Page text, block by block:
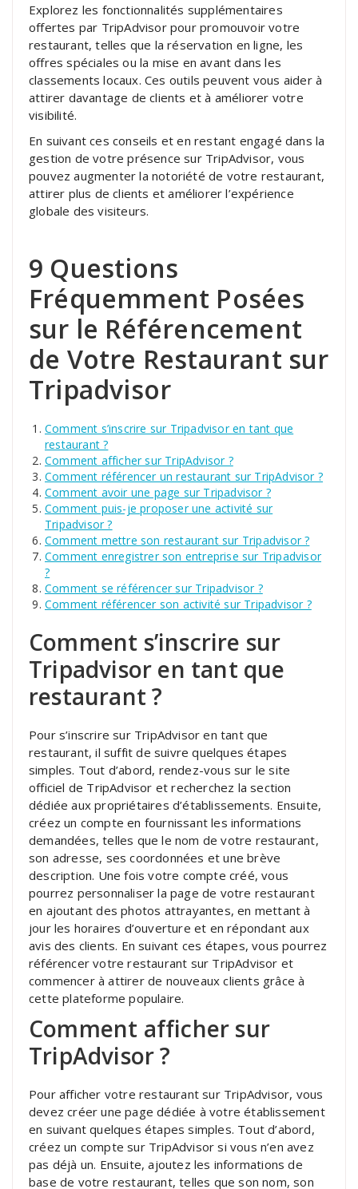
Explorez les fonctionnalités supplémentaires
offertes par TripAdvisor pour promouvoir votre
restaurant, telles que la réservation en ligne, les
offres spéciales ou la mise en avant dans les
classements locaux. Ces outils peuvent vous aider à
attirer davantage de clients et à améliorer votre
visibilité.
En suivant ces conseils et en restant engagé dans la
gestion de votre présence sur TripAdvisor, vous
pouvez augmenter la notoriété de votre restaurant,
attirer plus de clients et améliorer l’expérience
globale des visiteurs.
9 Questions
Fréquemment Posées
sur le Référencement
de Votre Restaurant sur
Tripadvisor
Comment s’inscrire sur Tripadvisor en tant que
restaurant ?
Comment afficher sur TripAdvisor ?
Comment référencer un restaurant sur TripAdvisor ?
Comment avoir une page sur Tripadvisor ?
Comment puis-je proposer une activité sur
Tripadvisor ?
Comment mettre son restaurant sur Tripadvisor ?
Comment enregistrer son entreprise sur Tripadvisor
?
Comment se référencer sur Tripadvisor ?
Comment référencer son activité sur Tripadvisor ?
Comment s’inscrire sur
Tripadvisor en tant que
restaurant ?
Pour s’inscrire sur TripAdvisor en tant que
restaurant, il suffit de suivre quelques étapes
simples. Tout d’abord, rendez-vous sur le site
officiel de TripAdvisor et recherchez la section
dédiée aux propriétaires d’établissements. Ensuite,
créez un compte en fournissant les informations
demandées, telles que le nom de votre restaurant,
son adresse, ses coordonnées et une brève
description. Une fois votre compte créé, vous
pourrez personnaliser la page de votre restaurant
en ajoutant des photos attrayantes, en mettant à
jour les horaires d’ouverture et en répondant aux
avis des clients. En suivant ces étapes, vous pourrez
référencer votre restaurant sur TripAdvisor et
commencer à attirer de nouveaux clients grâce à
cette plateforme populaire.
Comment afficher sur
TripAdvisor ?
Pour afficher votre restaurant sur TripAdvisor, vous
devez créer une page dédiée à votre établissement
en suivant quelques étapes simples. Tout d’abord,
créez un compte sur TripAdvisor si vous n’en avez
pas déjà un. Ensuite, ajoutez les informations de
base de votre restaurant, telles que son nom, son